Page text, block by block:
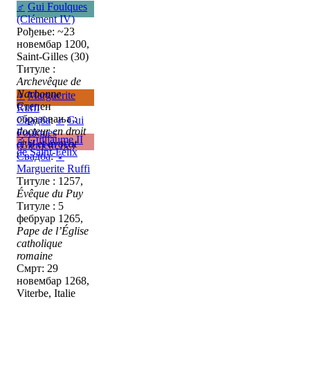
♂ Gui Foulques
(Clément IV)
Рођење: ~23
новембар 1200,
Saint-Gilles (30)
Титуле :
Archevêque de
Narbonne
Степен
образовања :
docteur en droit
civil et avocat
Свадба:♀
Marguerite Ruffi
Титуле : 1257,
Évêque du Puy
Титуле : 5
фебруар 1265,
Pape de l’Église
catholique
romaine
Смрт: 29
новембар 1268,
Viterbe, Italie
♀ Marguerite
Ruffi
Свадба:♂ Gui
Foulques
(Clément IV)
♂ Guillaume II
de Saint-Félix